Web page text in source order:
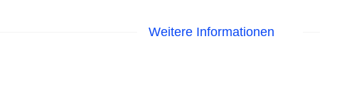
am Pool, Liegen am PoolWeitere Informationen